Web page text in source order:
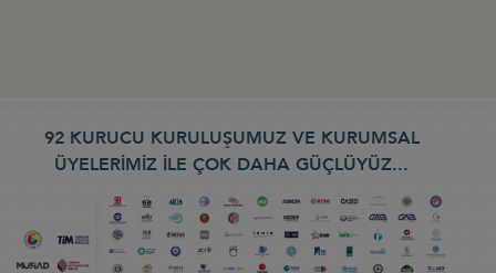
92 KURUCU KURULUŞUMUZ VE KURUMSAL
ÜYELERİMİZ İLE ÇOK DAHA GÜÇLÜYÜZ...